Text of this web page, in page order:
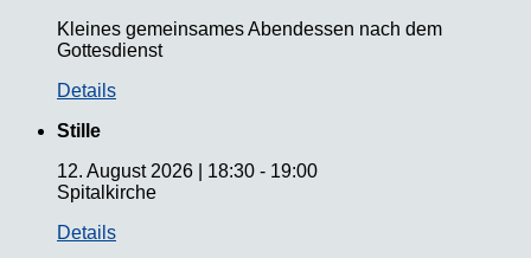
Kleines gemeinsames Abendessen nach dem
Gottesdienst
Details
Stille
12. August 2026
18:30 - 19:00
Spitalkirche
Details